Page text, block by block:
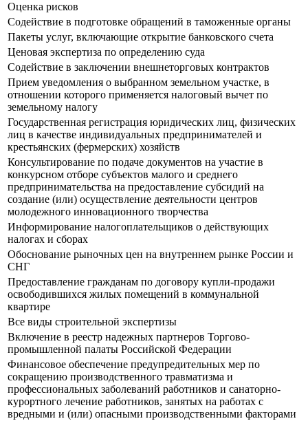
Оценка рисков
Содействие в подготовке обращений в таможенные органы
Пакеты услуг, включающие открытие банковского счета
Ценовая экспертиза по определению суда
Содействие в заключении внешнеторговых контрактов
Прием уведомления о выбранном земельном участке, в
отношении которого применяется налоговый вычет по
земельному налогу
Государственная регистрация юридических лиц, физических
лиц в качестве индивидуальных предпринимателей и
крестьянских (фермерских) хозяйств
Консультирование по подаче документов на участие в
конкурсном отборе субъектов малого и среднего
предпринимательства на предоставление субсидий на
создание (или) осуществление деятельности центров
молодежного инновационного творчества
Информирование налогоплательщиков о действующих
налогах и сборах
Обоснование рыночных цен на внутреннем рынке России и
СНГ
Предоставление гражданам по договору купли-продажи
освободившихся жилых помещений в коммунальной
квартире
Все виды строительной экспертизы
Включение в реестр надежных партнеров Торгово-
промышленной палаты Российской Федерации
Финансовое обеспечение предупредительных мер по
сокращению производственного травматизма и
профессиональных заболеваний работников и санаторно-
курортного лечение работников, занятых на работах с
вредными и (или) опасными производственными факторами